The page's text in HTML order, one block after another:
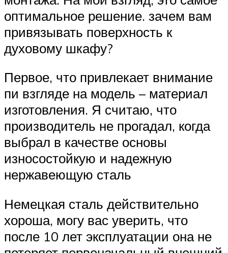
оптимальное решение. зачем вам
привязывать поверхность к
духовому шкафу?
Первое, что привлекает внимание
пи взгляде на модель – материал
изготовления. Я считаю, что
производитель не прогадал, когда
выбрал в качестве основы
износостойкую и надежную
нержавеющую сталь
Немецкая сталь действительно
хороша, могу вас уверить, что
после 10 лет эксплуатации она не